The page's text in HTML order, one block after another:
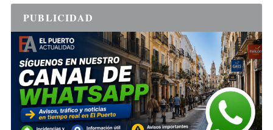
PUBLICIDAD